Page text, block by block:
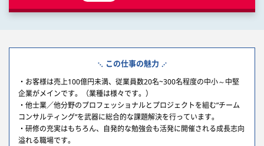
この仕事の魅力
・お客様は売上100億円未満、従業員数20名~300名程度の中小～中堅
企業がメインです。（業種は様々です。）
・他士業／他分野のプロフェッショナルとプロジェクトを組む”チーム
コンサルティング”を武器に総合的な課題解決を行っています。
・研修の充実はもちろん、自発的な勉強会も活発に開催される成長志向
溢れる職場です。